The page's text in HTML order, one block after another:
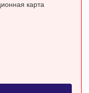
карта